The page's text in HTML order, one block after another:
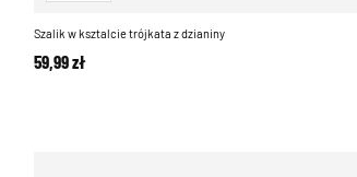
Szalik w ksztalcie trójkata z dzianiny
59,99 zł